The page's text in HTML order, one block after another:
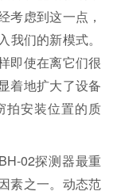
考虑到这一点，
们的新模式。
即使在离它们很
显着地扩大了设备
拍安装位置的质
02探测器最重
素之一。动态范